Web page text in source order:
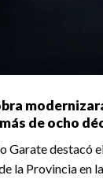
de ocho
Garate destacó
la Provincia en